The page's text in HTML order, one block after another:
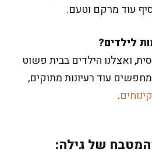
עוד מרקם וטעם.
ואצלנו הילדים בבית פשוט
עוד רעיונות מתוקים,
קינוחים.
של גילה: